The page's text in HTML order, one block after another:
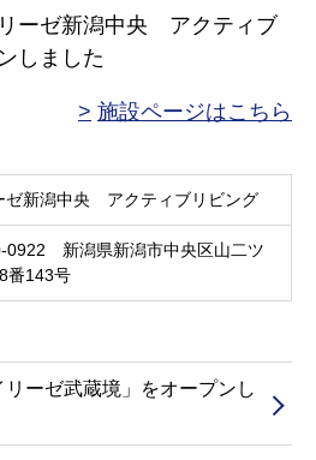
理由
すく説明
時のポイント
資料請求
会社概要 オーナー募集
ーゼ新潟中央 アクティブ
しました
施設ページはこちら
ゼ新潟中央 アクティブリビング
0922 新潟県新潟市中央区山二ツ
番143号
ーゼ武蔵境」をオープンし